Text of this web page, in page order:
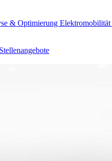
& Optimierung Elektromobilität
Stellenangebote